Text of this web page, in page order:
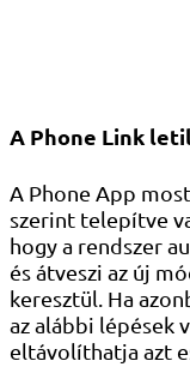
A Phone Link
A Phone App
szerint telepítve
hogy a rendszer
és átveszi az új
keresztül. Ha
az alábbi lépések
eltávolíthatja azt